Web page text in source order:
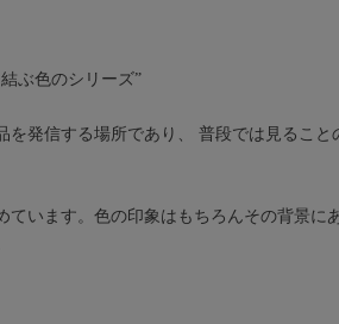
ぶ色のシリーズ”
発信する場所であり、 普段では見ること
います。色の印象はもちろんその背景に